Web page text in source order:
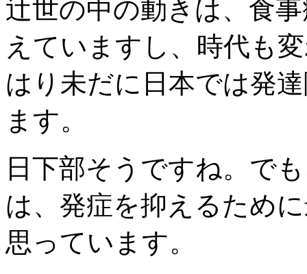
辻世の中の動きは、食
えていますし、時代も
はり未だに日本では発
ます。
日下部そうですね。で
は、発症を抑えるため
思っています。